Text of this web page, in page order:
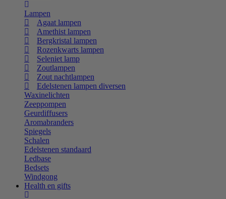
Lampen
Agaat lampen
Amethist lampen
Bergkristal lampen
Rozenkwarts lampen
Seleniet lamp
Zoutlampen
Zout nachtlampen
Edelstenen lampen diversen
Waxinelichten
Zeeppompen
Geurdiffusers
Aromabranders
Spiegels
Schalen
Edelstenen standaard
Ledbase
Bedsets
Windgong
Health en gifts